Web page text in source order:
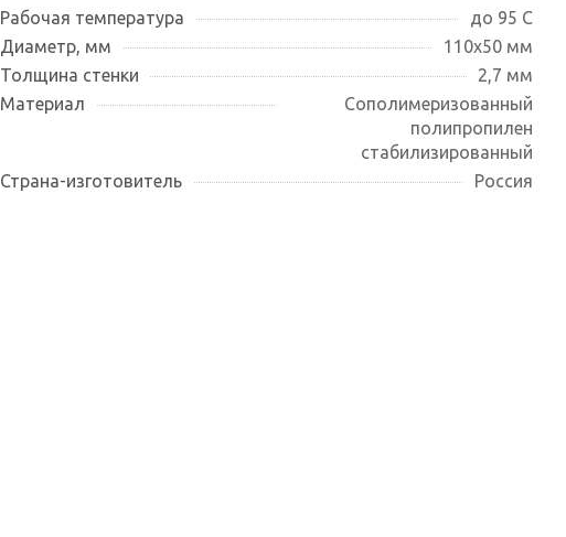
Рабочая температура
до 95 С
Диаметр, мм
110х50 мм
Толщина стенки
2,7 мм
Материал
Сополимеризованный
полипропилен
стабилизированный
Страна-изготовитель
Россия